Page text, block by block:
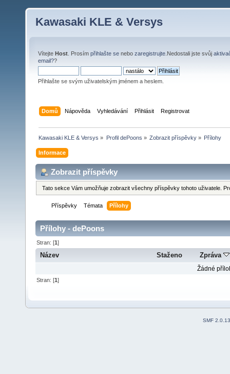
Kawasaki KLE & Versys
Vítejte Host . Prosím přihlašte se nebo zaregistrujte .Nedostali jste svůj
email??
Přihlašte se svým uživatelským jménem a heslem.
Domů Nápověda Vyhledávání Přihlásit Registrovat
Kawasaki KLE & Versys » Profil dePoons » Zobrazit příspěvky» Přílohy
Informace
Zobrazit příspěvky
Tato sekce Vám umožňuje zobrazit všechny příspěvky tohoto uživatele.
Příspěvky Témata Přílohy
Přílohy - dePoons
Stran: [1]
Název Staženo Zpráva
Žádné
Stran: [1]
SMF 2.0.13